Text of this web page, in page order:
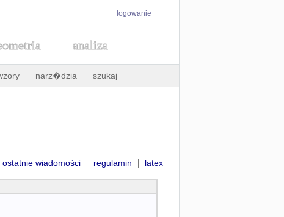
logowanie
analiza
narz�dzia szukaj
ostatnie wiadomości | regulamin | latex